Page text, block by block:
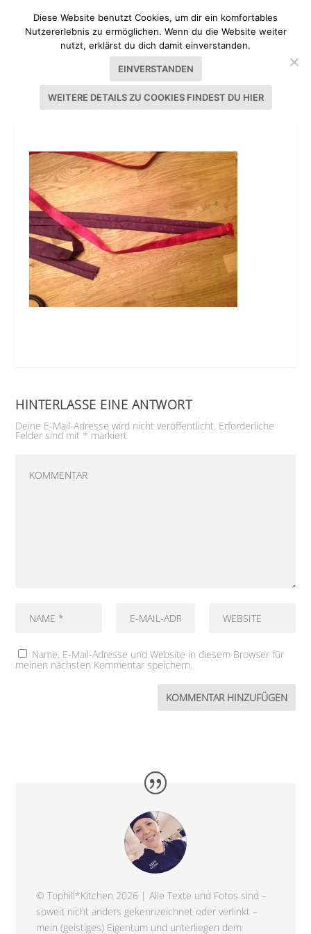
TUTORIAL DIRNDL NÄHEN
HINTERLASSE EINE ANTWORT
Deine E-Mail-Adresse wird nicht veröffentlicht. Erforderliche
Felder sind mit * markiert
Name, E-Mail-Adresse und Website in diesem Browser für
meinen nächsten Kommentar speichern.
© Tophill*Kitchen 2026 | Alle Texte und Fotos sind –
soweit nicht anders gekennzeichnet oder verlinkt –
mein (geistiges) Eigentum und unterliegen dem
Diese Website benutzt Cookies, um dir ein komfortables
Nutzererlebnis zu ermöglichen. Wenn du die Website weiter
nutzt, erklärst du dich damit einverstanden.
EINVERSTANDEN
WEITERE DETAILS ZU COOKIES FINDEST DU HIER